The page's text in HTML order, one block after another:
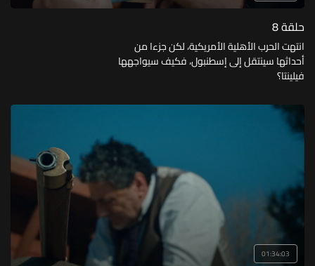
حلقة 8
انتهت الحرب الأهلية الأمريكية، لكن جزءا من
أحداثها سينتقل إلى إسطنبول، فكيف سيواجهها
فيلينتا؟
01:34:03